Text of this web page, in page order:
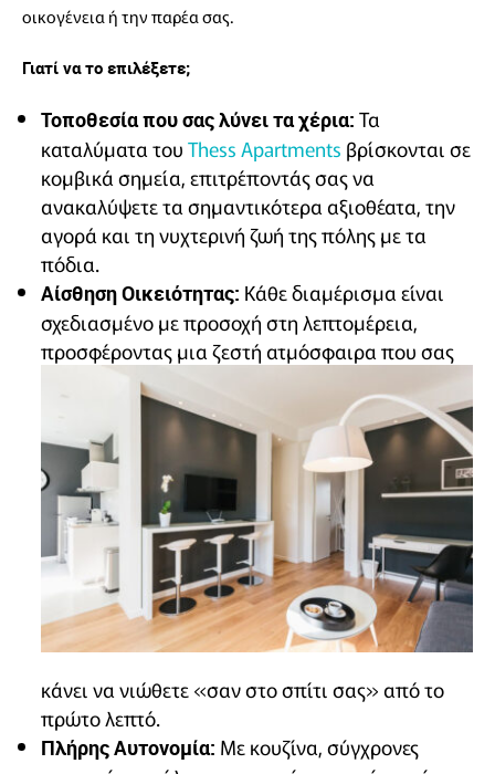
οικογένεια ή την παρέα σας.
Γιατί να το επιλέξετε;
Τοποθεσία που σας λύνει τα χέρια: Τα
καταλύματα τουThess Apartments βρίσκονται σε
κομβικά σημεία, επιτρέποντάς σας να
ανακαλύψετε τα σημαντικότερα αξιοθέατα, την
αγορά και τη νυχτερινή ζωή της πόλης με τα
πόδια.
Αίσθηση Οικειότητας: Κάθε διαμέρισμα είναι
σχεδιασμένο με προσοχή στη λεπτομέρεια,
προσφέροντας μια ζεστή ατμόσφαιρα πουσας
κάνει να νιώθετε «σαν στο σπίτι σας» από το
πρώτο λεπτό.
Πλήρης Αυτονομία: Με κουζίνα, σύγχρονες